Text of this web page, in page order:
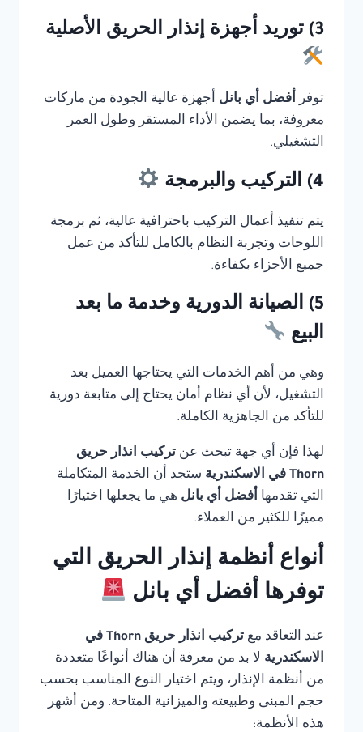
3) توريد أجهزة إنذار الحريق الأصلية
توفر أفضل أي بانل أجهزة عالية الجودة من ماركات
معروفة، بما يضمن الأداء المستقر وطول العمر
التشغيلي.
4) التركيب والبرمجة
يتم تنفيذ أعمال التركيب باحترافية عالية، ثم برمجة
اللوحات وتجربة النظام بالكامل للتأكد من عمل
جميع الأجزاء بكفاءة.
5) الصيانة الدورية وخدمة ما بعد
البيع
وهي من أهم الخدمات التي يحتاجها العميل بعد
التشغيل، لأن أي نظام أمان يحتاج إلى متابعة دورية
للتأكد من الجاهزية الكاملة.
لهذا فإن أي جهة تبحث عن تركيب انذار حريق
Thorn في الاسكندرية
ستجد أن الخدمة المتكاملة
التي تقدمها أفضل أي بانل هي ما يجعلها اختيارًا
مميزًا للكثير من العملاء.
أنواع أنظمة إنذار الحريق التي
توفرها أفضل أي بانل
عند التعاقد مع
تركيب انذار حريق Thorn في
الاسكندرية لا بد من معرفة أن هناك أنواعًا متعددة
من أنظمة الإنذار، ويتم اختيار النوع المناسب بحسب
حجم المبنى وطبيعته والميزانية المتاحة. ومن أشهر
هذه الأنظمة: